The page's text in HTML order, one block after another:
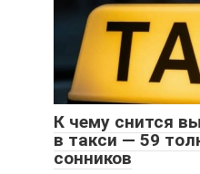
К чему снится
в такси — 59
сонников